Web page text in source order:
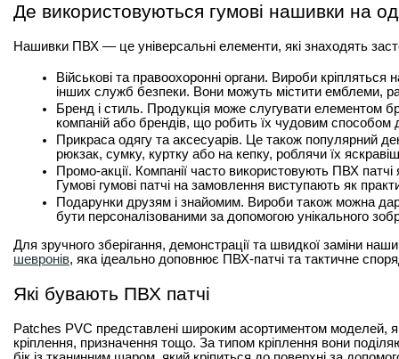
Де використовуються гумові нашивки на
Нашивки ПВХ — це універсальні елементи, які знаходять
Військові та правоохоронні органи. Вироби
інших служб безпеки. Вони можуть містити емблеми,
Бренд і стиль. Продукція може слугувати елементом
компаній або брендів, що робить їх чудовим способом
Прикраса одягу та аксесуарів. Це також популярний
рюкзак, сумку, куртку або на кепку, роблячи їх
Промо-акції. Компанії часто використовують ПВХ
Гумові гумові патчі на замовлення виступають як
Подарунки друзям і знайомим. Вироби також можна
бути персоналізованими за допомогою унікального
Для зручного зберігання, демонстрації та швидкої заміни
шевронів, яка ідеально доповнює ПВХ-патчі та тактичне
Які бувають ПВХ патчі
Patches PVC представлені широким асортиментом моделей,
кріплення, призначення тощо. За типом кріплення вони